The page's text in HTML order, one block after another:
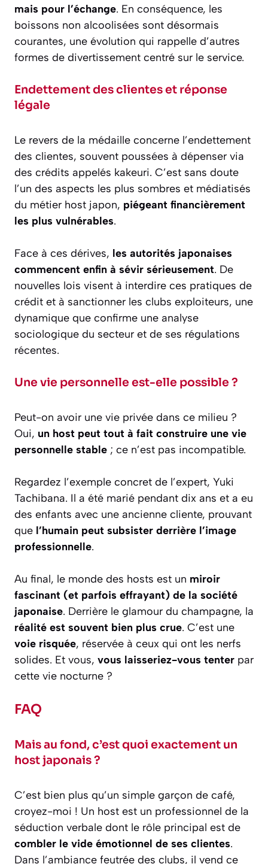
mais pour l’échange. En conséquence, les
boissons non alcoolisées sont désormais
courantes, une évolution qui rappelle d’autres
formes de divertissement centré sur le service.
Endettement des clientes et réponse
légale
Le revers de la médaille concerne l’endettement
des clientes, souvent poussées à dépenser via
des crédits appelés kakeuri. C’est sans doute
l’un des aspects les plus sombres et médiatisés
du métier host japon, piégeant financièrement
les plus vulnérables.
Face à ces dérives, les autorités japonaises
commencent enfin à sévir sérieusement. De
nouvelles lois visent à interdire ces pratiques de
crédit et à sanctionner les clubs exploiteurs, une
dynamique que confirme une analyse
sociologique du secteur et de ses régulations
récentes.
Une vie personnelle est-elle possible ?
Peut-on avoir une vie privée dans ce milieu ?
Oui, un host peut tout à fait construire une vie
personnelle stable ; ce n’est pas incompatible.
Regardez l’exemple concret de l’expert, Yuki
Tachibana. Il a été marié pendant dix ans et a eu
des enfants avec une ancienne cliente, prouvant
que l’humain peut subsister derrière l’image
professionnelle.
Au final, le monde des hosts est un miroir
fascinant (et parfois effrayant) de la société
japonaise. Derrière le glamour du champagne, la
réalité est souvent bien plus crue. C’est une
voie risquée, réservée à ceux qui ont les nerfs
solides. Et vous, vous laisseriez-vous tenter par
cette vie nocturne ?
FAQ
Mais au fond, c’est quoi exactement un
host japonais ?
C’est bien plus qu’un simple garçon de café,
croyez-moi ! Un host est un professionnel de la
séduction verbale dont le rôle principal est de
combler le vide émotionnel de ses clientes.
Dans l’ambiance feutrée des clubs, il vend ce